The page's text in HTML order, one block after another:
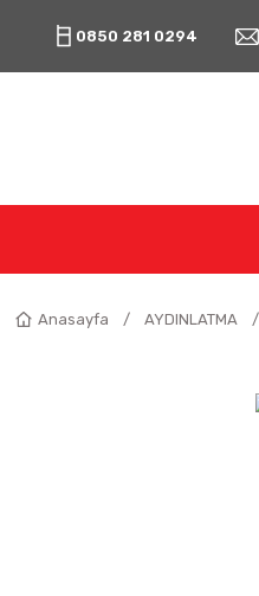
0850 281 0294
Anasayfa AYDINLATMA